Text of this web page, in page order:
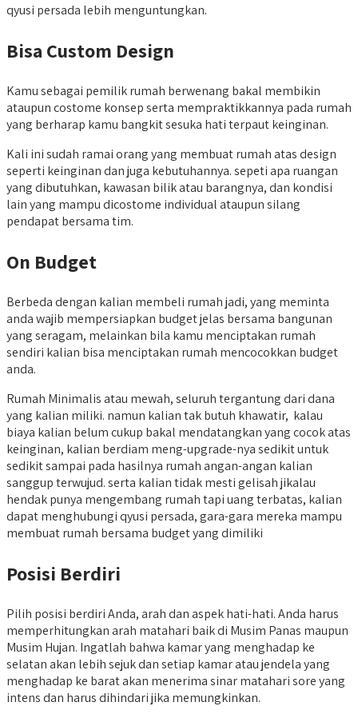
qyusi persada lebih menguntungkan.
Bisa Custom Design
Kamu sebagai pemilik rumah berwenang bakal membikin
ataupun costome konsep serta mempraktikkannya pada rumah
yang berharap kamu bangkit sesuka hati terpaut keinginan.
Kali ini sudah ramai orang yang membuat rumah atas design
seperti keinginan dan juga kebutuhannya. sepeti apa ruangan
yang dibutuhkan, kawasan bilik atau barangnya, dan kondisi
lain yang mampu dicostome individual ataupun silang
pendapat bersama tim.
On Budget
Berbeda dengan kalian membeli rumah jadi, yang meminta
anda wajib mempersiapkan budget jelas bersama bangunan
yang seragam, melainkan bila kamu menciptakan rumah
sendiri kalian bisa menciptakan rumah mencocokkan budget
anda.
Rumah Minimalis atau mewah, seluruh tergantung dari dana
yang kalian miliki. namun kalian tak butuh khawatir, kalau
biaya kalian belum cukup bakal mendatangkan yang cocok atas
keinginan, kalian berdiam meng-upgrade-nya sedikit untuk
sedikit sampai pada hasilnya rumah angan-angan kalian
sanggup terwujud. serta kalian tidak mesti gelisah jikalau
hendak punya mengembang rumah tapi uang terbatas, kalian
dapat menghubungi qyusi persada, gara-gara mereka mampu
membuat rumah bersama budget yang dimiliki
Posisi Berdiri
Pilih posisi berdiri Anda, arah dan aspek hati-hati. Anda harus
memperhitungkan arah matahari baik di Musim Panas maupun
Musim Hujan. Ingatlah bahwa kamar yang menghadap ke
selatan akan lebih sejuk dan setiap kamar atau jendela yang
menghadap ke barat akan menerima sinar matahari sore yang
intens dan harus dihindari jika memungkinkan.